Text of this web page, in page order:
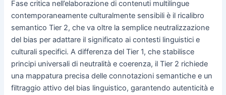
Fase critica nell’elaborazione di contenuti multilingue
contemporaneamente culturalmente sensibili è il ricalibro
semantico Tier 2, che va oltre la semplice neutralizzazione
del bias per adattare il significato ai contesti linguistici e
culturali specifici. A differenza del Tier 1, che stabilisce
principi universali di neutralità e coerenza, il Tier 2 richiede
una mappatura precisa delle connotazioni semantiche e un
filtraggio attivo del bias linguistico, garantendo autenticità e